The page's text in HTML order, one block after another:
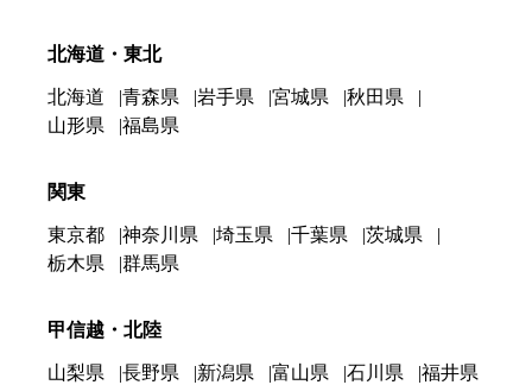
北海道・東北
北海道 青森県 岩手県 宮城県
秋田県
山形県
福島県
関東
東京都 神奈川県 埼玉県 千葉県
茨城県
栃木県
群馬県
甲信越・北陸
山梨県 長野県 新潟県 富山県 石川県 福井県